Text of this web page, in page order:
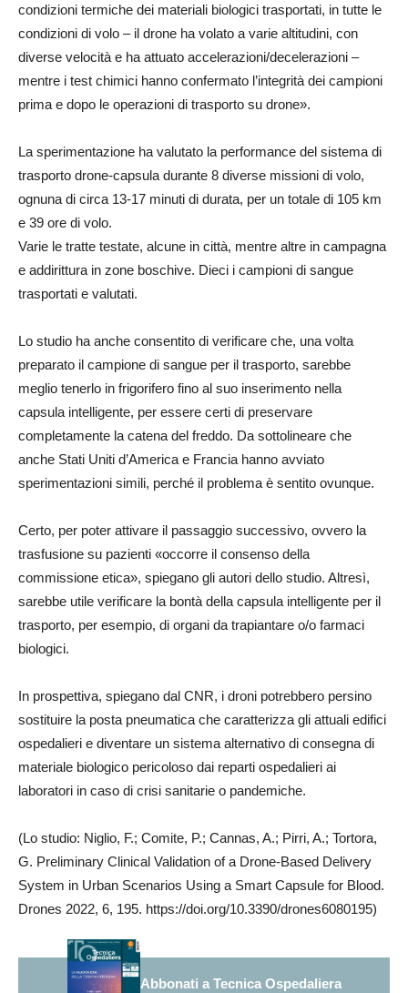
condizioni termiche dei materiali biologici trasportati, in tutte le
condizioni di volo – il drone ha volato a varie altitudini, con
diverse velocità e ha attuato accelerazioni/decelerazioni –
mentre i test chimici hanno confermato l’integrità dei campioni
prima e dopo le operazioni di trasporto su drone».
La sperimentazione ha valutato la performance del sistema di
trasporto drone-capsula durante 8 diverse missioni di volo,
ognuna di circa 13-17 minuti di durata, per un totale di 105 km
e 39 ore di volo.
Varie le tratte testate, alcune in città, mentre altre in campagna
e addirittura in zone boschive. Dieci i campioni di sangue
trasportati e valutati.
Lo studio ha anche consentito di verificare che, una volta
preparato il campione di sangue per il trasporto, sarebbe
meglio tenerlo in frigorifero fino al suo inserimento nella
capsula intelligente, per essere certi di preservare
completamente la catena del freddo. Da sottolineare che
anche Stati Uniti d’America e Francia hanno avviato
sperimentazioni simili, perché il problema è sentito ovunque.
Certo, per poter attivare il passaggio successivo, ovvero la
trasfusione su pazienti «occorre il consenso della
commissione etica», spiegano gli autori dello studio. Altresì,
sarebbe utile verificare la bontà della capsula intelligente per il
trasporto, per esempio, di organi da trapiantare o/o farmaci
biologici.
In prospettiva, spiegano dal CNR, i droni potrebbero persino
sostituire la posta pneumatica che caratterizza gli attuali edifici
ospedalieri e diventare un sistema alternativo di consegna di
materiale biologico pericoloso dai reparti ospedalieri ai
laboratori in caso di crisi sanitarie o pandemiche.
(Lo studio: Niglio, F.; Comite, P.; Cannas, A.; Pirri, A.; Tortora,
G. Preliminary Clinical Validation of a Drone-Based Delivery
System in Urban Scenarios Using a Smart Capsule for Blood.
Drones 2022, 6, 195. https://doi.org/10.3390/drones6080195)
Abbonati a Tecnica Ospedaliera